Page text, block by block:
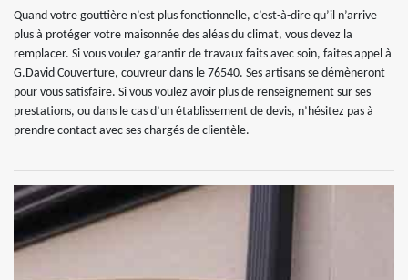
Quand votre gouttière n’est plus fonctionnelle, c’est-à-dire qu’il n’arrive
plus à protéger votre maisonnée des aléas du climat, vous devez la
remplacer. Si vous voulez garantir de travaux faits avec soin, faites appel à
G.David Couverture, couvreur dans le 76540. Ses artisans se démèneront
pour vous satisfaire. Si vous voulez avoir plus de renseignement sur ses
prestations, ou dans le cas d’un établissement de devis, n’hésitez pas à
prendre contact avec ses chargés de clientèle.